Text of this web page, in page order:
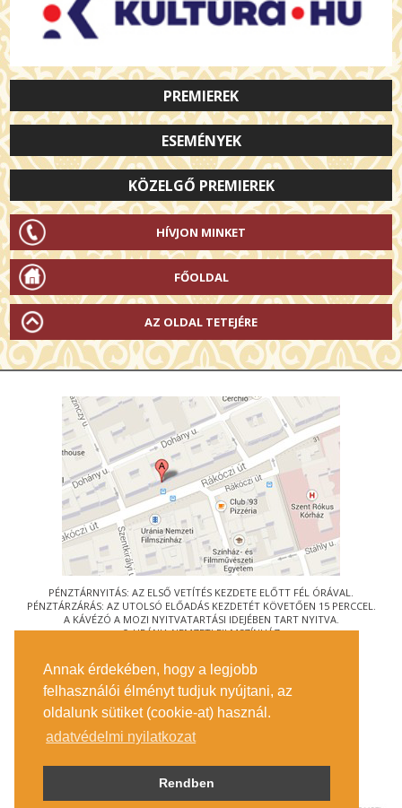
Annak érdekében, hogy a legjobb
felhasználói élményt tudjuk nyújtani, az
oldalunk sütiket (cookie-at) használ.
adatvédelmi nyilatkozat
Rendben
PREMIEREK
ESEMÉNYEK
KÖZELGŐ PREMIEREK
HÍVJON MINKET
FŐOLDAL
AZ OLDAL TETEJÉRE
PÉNZTÁRNYITÁS: AZ ELSŐ VETÍTÉS KEZDETE ELŐTT FÉL ÓRÁVAL.
PÉNZTÁRZÁRÁS: AZ UTOLSÓ ELŐADÁS KEZDETÉT KÖVETŐEN 15 PERCCEL.
A KÁVÉZÓ A MOZI NYITVATARTÁSI IDEJÉBEN TART NYITVA.
© URÁNIA NEMZETI FILMSZÍNHÁZ
1088 BUDAPEST, RÁKÓCZI ÚT 21.
MEGKÖZELÍTÉS
JEGYINFORMÁCIÓ
ÍRJON NEKÜNK!
KÖZÉRDEKŰ ADATOK